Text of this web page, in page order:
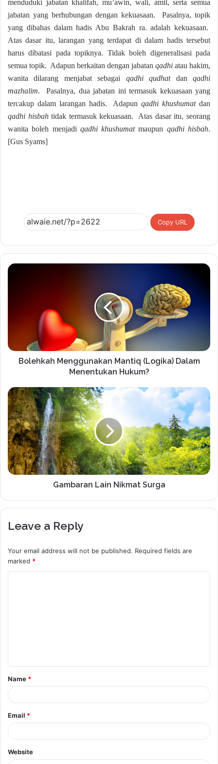
menduduki jabatan khalifah, mu’awin, wali, amil, serta semua
jabatan yang berhubungan dengan kekuasaan. Pasalnya, topik
yang dibahas dalam hadis Abu Bakrah ra. adalah kekuasaan.
Atas dasar itu, larangan yang terdapat di dalam hadis tersebut
harus dibatasi pada topiknya. Tidak boleh digeneralisasi pada
semua topik. Adapun berkaitan dengan jabatan qadhi atau hakim,
wanita dilarang menjabat sebagai qadhi qudhatdanqadhi
mazhalim. Pasalnya, dua jabatan ini termasuk kekuasaan yang
tercakup dalam larangan hadis. Adapunqadhi khushumatdan
qadhi hisbahtidak termasuk kekuasaan. Atas dasar itu, seorang
wanita boleh menjadi qadhi khushumatmaupun qadhi hisbah.
[Gus Syams]
Copy URL
Bolehkah Menggunakan Mantiq (Logika) Dalam
Menentukan Hukum?
Gambaran Lain Nikmat Surga
Leave a Reply
Your email address will not be published. Required fields are
marked *
t
*
Name *
Email *
Website